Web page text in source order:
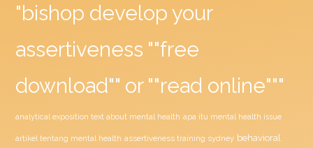
"bishop develop your
assertiveness ""free
download"" or ""read online"""
analytical exposition text about mental health apa itu mental health issue
artikel tentang mental health assertiveness training sydney behavioral